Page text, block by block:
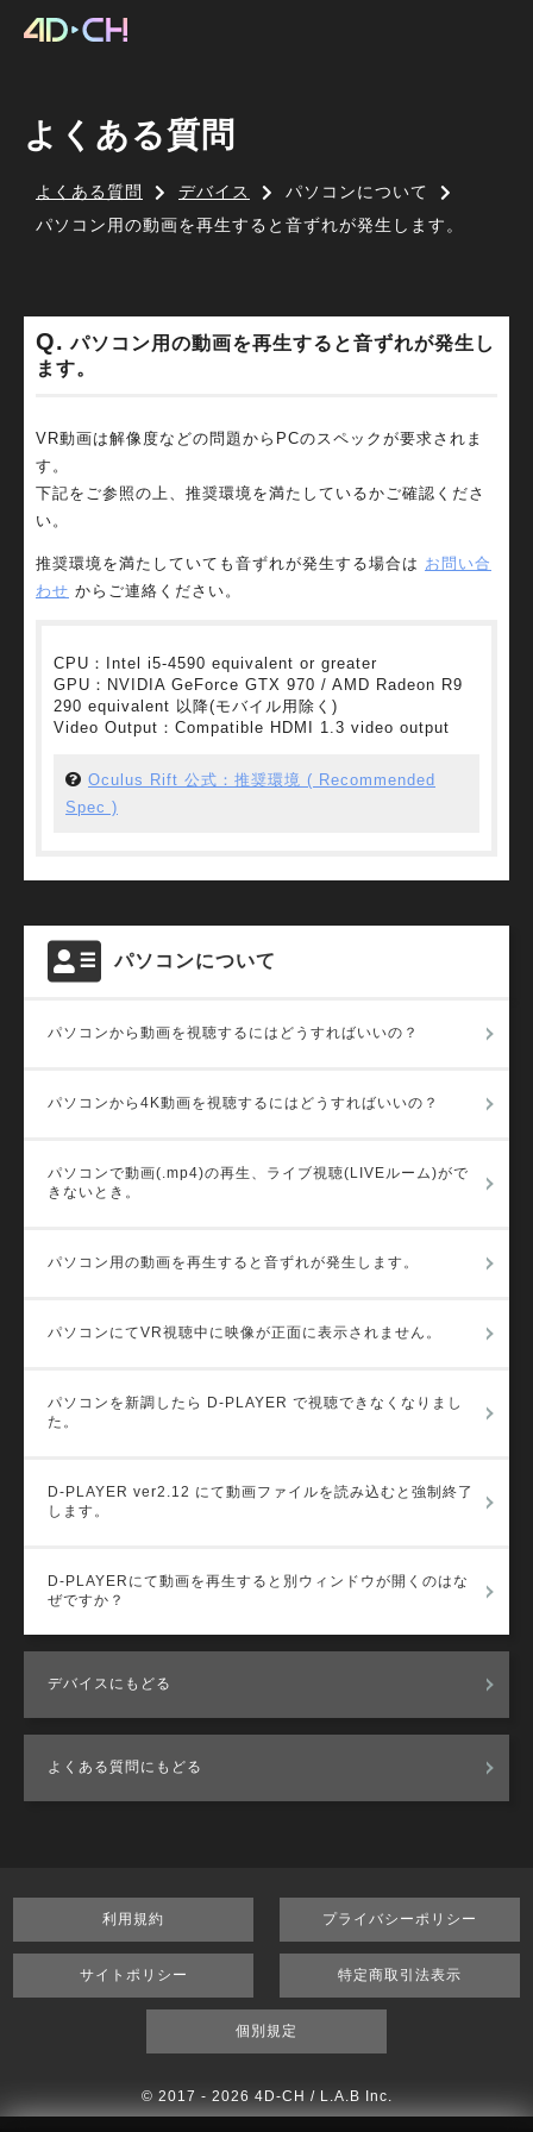
よくある質問
よくある質問 デバイス
パソコンについて
パソコン用の動画を再生すると音ずれが発生します。
パソコンについて
パソコンから動画を視聴するにはどうすればいいの？
パソコンから4K動画を視聴するにはどうすればいいの？
パソコンで動画(.mp4)の再生、ライブ視聴(LIVEルーム)がで
きないとき。
パソコン用の動画を再生すると音ずれが発生します。
パソコンにてVR視聴中に映像が正面に表示されません。
パソコンを新調したら D-PLAYER で視聴できなくなりまし
た。
D-PLAYER ver2.12 にて動画ファイルを読み込むと強制終了
します。
D-PLAYERにて動画を再生すると別ウィンドウが開くのはな
ぜですか？
デバイスにもどる
よくある質問にもどる
パソコン用の動画を再生すると音ずれが発生し
ます。
VR動画は解像度などの問題からPCのスペックが要求されま
す。
下記をご参照の上、推奨環境を満たしているかご確認くださ
い。
推奨環境を満たしていても音ずれが発生する場合は お問い合
わせ からご連絡ください。
CPU：Intel i5-4590 equivalent or greater
GPU：NVIDIA GeForce GTX 970 / AMD Radeon R9
290 equivalent 以降(モバイル用除く)
Video Output：Compatible HDMI 1.3 video output
Oculus Rift 公式：推奨環境 ( Recommended
Spec )
利用規約 プライバシーポリシー
サイトポリシー 特定商取引法表示
個別規定
© 2017 - 2026 4D-CH / L.A.B Inc.